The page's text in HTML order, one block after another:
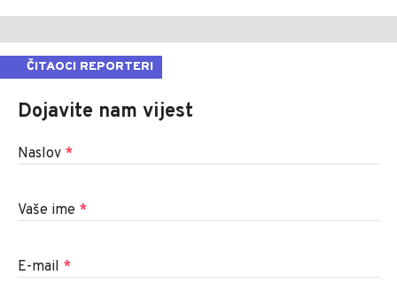
ČITAOCI REPORTERI
Dojavite nam vijest
Naslov *
Vaše ime *
E-mail *